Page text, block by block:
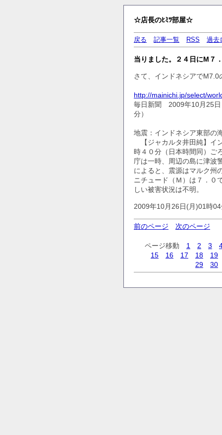
☆店長のﾋﾐﾂ部屋☆
戻る 記事一覧 RSS 過去
当りました。２４日にM７
さて、インドネシアで
http://mainichi.jp/select/
毎日新聞 2009年10月25
分）
地震：インドネシア東部の
【ジャカルタ井田純】イ
時４０分（日本時間同）ご
庁は一時、周辺の島に津波
によると、震源はマルク州
ニチュード（Ｍ）は７．０
しい被害状況は不明。
2009年10月26日(月)01時
前のページ 次のページ
ページ移動 1 2 3
15
16 17 18
19
29
30